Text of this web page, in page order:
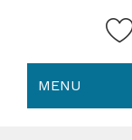
MENU